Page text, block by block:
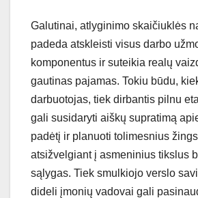
Galutinai, atlyginimo skaičiuklės
padeda atskleisti visus darbo
komponentus ir suteikia realų
gautinas pajamas. Tokiu būdu,
darbuotojas, tiek dirbantis pilnu
gali susidaryti aiškų supratimą
padėtį ir planuoti tolimesnius
atsižvelgiant į asmeninius tikslus
sąlygas. Tiek smulkiojo verslo
dideli įmonių vadovai gali